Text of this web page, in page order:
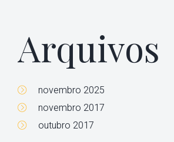
Arquivos
novembro 2025
novembro 2017
outubro 2017